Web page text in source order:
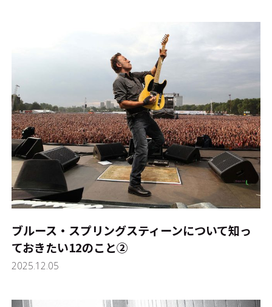
ブルース・スプリングスティーンについて知っ
ておきたい12のこと②
2025.12.05